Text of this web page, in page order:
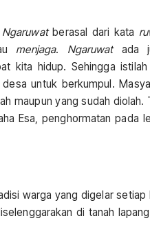
Ngaruwatberasal dari kata
menjaga. Ngaruwatada
kita hidup. Sehingga istilah
untuk berkumpul.
maupun yang sudah diolah.
Esa, penghormatan pada
warga yang digelar setiap
di tanah